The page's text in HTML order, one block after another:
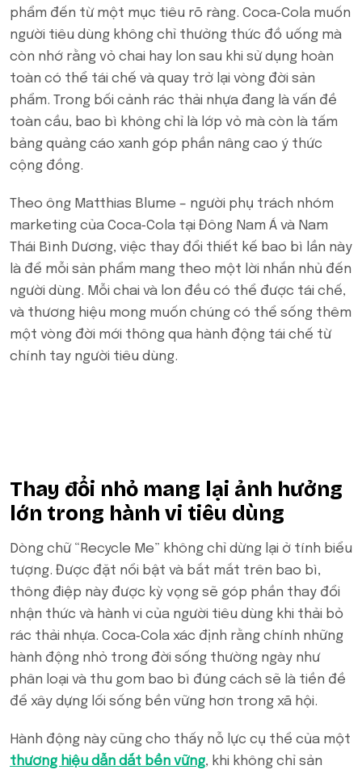
phẩm đến từ một mục tiêu rõ ràng. Coca‑Cola muốn
người tiêu dùng không chỉ thưởng thức đồ uống mà
còn nhớ rằng vỏ chai hay lon sau khi sử dụng hoàn
toàn có thể tái chế và quay trở lại vòng đời sản
phẩm. Trong bối cảnh rác thải nhựa đang là vấn đề
toàn cầu, bao bì không chỉ là lớp vỏ mà còn là tấm
bảng quảng cáo xanh góp phần nâng cao ý thức
cộng đồng.
Theo ông Matthias Blume – người phụ trách nhóm
marketing của Coca‑Cola tại Đông Nam Á và Nam
Thái Bình Dương, việc thay đổi thiết kế bao bì lần này
là để mỗi sản phẩm mang theo một lời nhắn nhủ đến
người dùng. Mỗi chai và lon đều có thể được tái chế,
và thương hiệu mong muốn chúng có thể sống thêm
một vòng đời mới thông qua hành động tái chế từ
chính tay người tiêu dùng.
Thay đổi nhỏ mang lại ảnh hưởng
lớn trong hành vi tiêu dùng
Dòng chữ “Recycle Me” không chỉ dừng lại ở tính biểu
tượng. Được đặt nổi bật và bắt mắt trên bao bì,
thông điệp này được kỳ vọng sẽ góp phần thay đổi
nhận thức và hành vi của người tiêu dùng khi thải bỏ
rác thải nhựa. Coca‑Cola xác định rằng chính những
hành động nhỏ trong đời sống thường ngày như
phân loại và thu gom bao bì đúng cách sẽ là tiền đề
để xây dựng lối sống bền vững hơn trong xã hội.
Hành động này cũng cho thấy nỗ lực cụ thể của một
thương hiệu dẫn dắt bền vững, khi không chỉ sản